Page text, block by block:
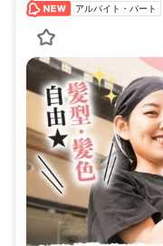
アルバイト・パート